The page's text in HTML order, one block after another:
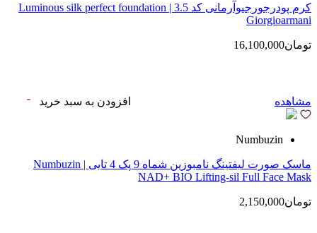
کرم پودرجورجیوآرمانی کد 3.5 | Luminous silk perfect foundation
Giorgioarmani
تومان16,100,000
مشاهده افزودن به سبد خرید
Numbuzin
ماسک صورت لیفتینگ نامبوزین شماه 9 پک 4 تایی | Numbuzin
NAD+ BIO Lifting-sil Full Face Mask
تومان2,150,000